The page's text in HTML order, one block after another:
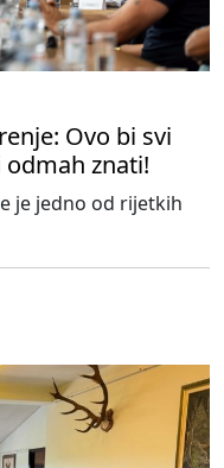
Ovo bi svi
znati!
je jedno od rijetkih